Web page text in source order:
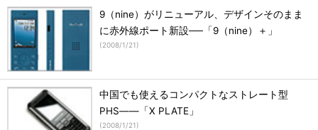
9（nine）がリニューアル、デザインそのまま
に赤外線ポート新設──「9（nine）＋」
(2008/1/21)
中国でも使えるコンパクトなストレート型
PHS――「X PLATE」
(2008/1/21)